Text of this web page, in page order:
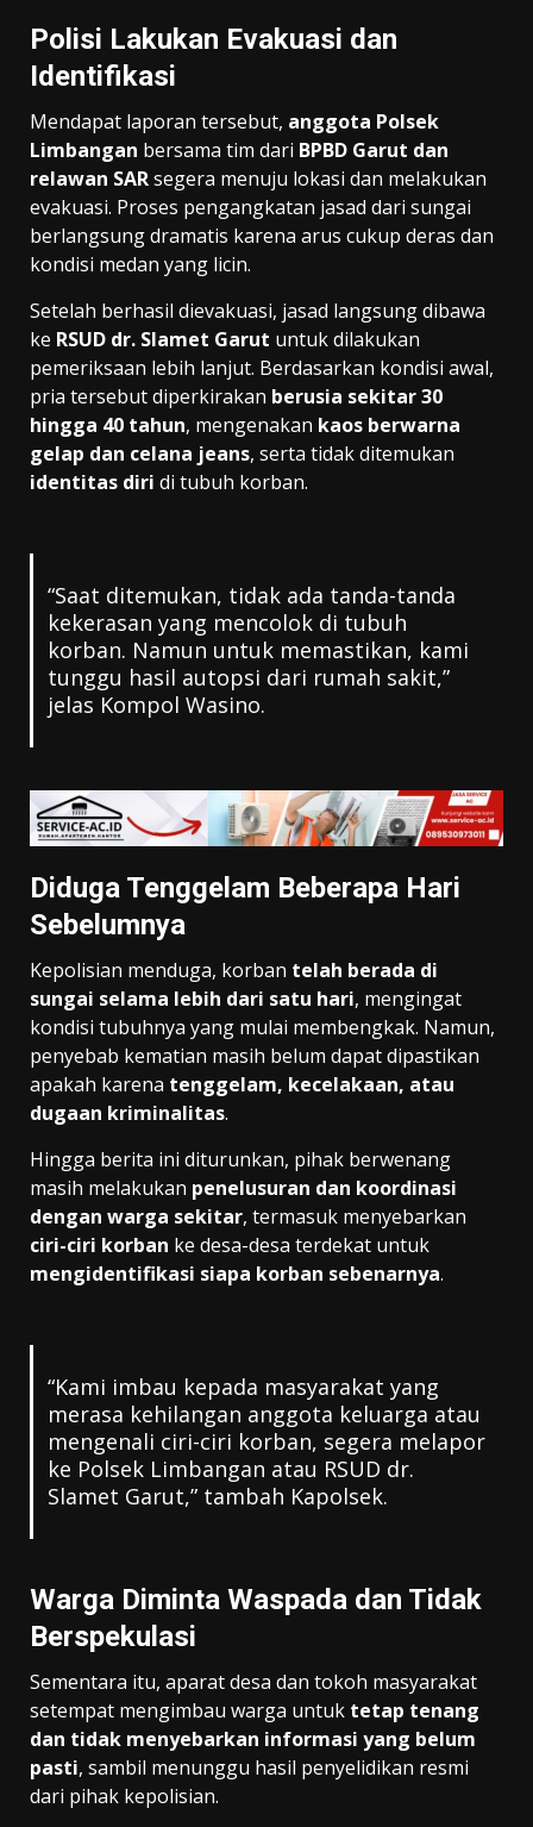
Polisi Lakukan Evakuasi dan
Identifikasi
Mendapat laporan tersebut, anggota Polsek
Limbangan bersama tim dari BPBD Garut dan
relawan SARsegera menuju lokasi dan melakukan
evakuasi. Proses pengangkatan jasad dari sungai
berlangsung dramatis karena arus cukup deras dan
kondisi medan yang licin.
Setelah berhasil dievakuasi, jasad langsung dibawa
ke RSUD dr. Slamet Garut untuk dilakukan
pemeriksaan lebih lanjut. Berdasarkan kondisi awal,
pria tersebut diperkirakan berusia sekitar 30
hingga 40 tahun, mengenakan kaos berwarna
gelap dan celana jeans, serta tidak ditemukan
identitas diri di tubuh korban.
“Saat ditemukan, tidak ada tanda-tanda
kekerasan yang mencolok di tubuh
korban. Namun untuk memastikan, kami
tunggu hasil autopsi dari rumah sakit,”
jelas Kompol Wasino.
Diduga Tenggelam Beberapa Hari
Sebelumnya
Kepolisian menduga, korban telah berada di
sungai selama lebih dari satu hari, mengingat
kondisi tubuhnya yang mulai membengkak. Namun,
penyebab kematian masih belum dapat dipastikan
apakah karena tenggelam, kecelakaan, atau
dugaan kriminalitas.
Hingga berita ini diturunkan, pihak berwenang
masih melakukan penelusuran dan koordinasi
dengan warga sekitar, termasuk menyebarkan
ciri-ciri korban ke desa-desa terdekat untuk
mengidentifikasi siapa korban sebenarnya.
“Kami imbau kepada masyarakat yang
merasa kehilangan anggota keluarga atau
mengenali ciri-ciri korban, segera melapor
ke Polsek Limbangan atau RSUD dr.
Slamet Garut,” tambah Kapolsek.
Warga Diminta Waspada dan Tidak
Berspekulasi
Sementara itu, aparat desa dan tokoh masyarakat
setempat mengimbau warga untuk tetap tenang
dan tidak menyebarkan informasi yang belum
pasti, sambil menunggu hasil penyelidikan resmi
dari pihak kepolisian.